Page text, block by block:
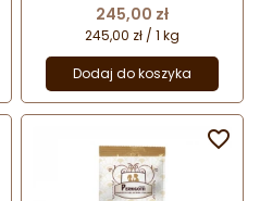
(instant)
Cena
245,00 zł
245,00 zł / 1 kg
Dodaj do koszyka
